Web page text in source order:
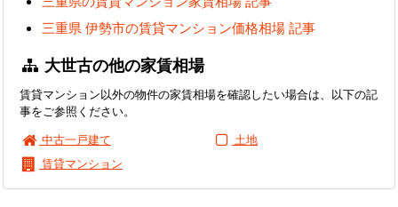
三重県 伊勢市の賃貸マンション価格相場 記事
大世古の他の家賃相場
賃貸マンション以外の物件の家賃相場を確認したい場合は、以下の記
事をご参照ください。
中古一戸建て
土地
賃貸マンション